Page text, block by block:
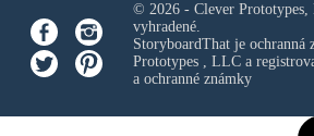
© 2026 - Clever
vyhradené.
StoryboardThat je ochranná
Prototypes , LLCa
a ochranné známky